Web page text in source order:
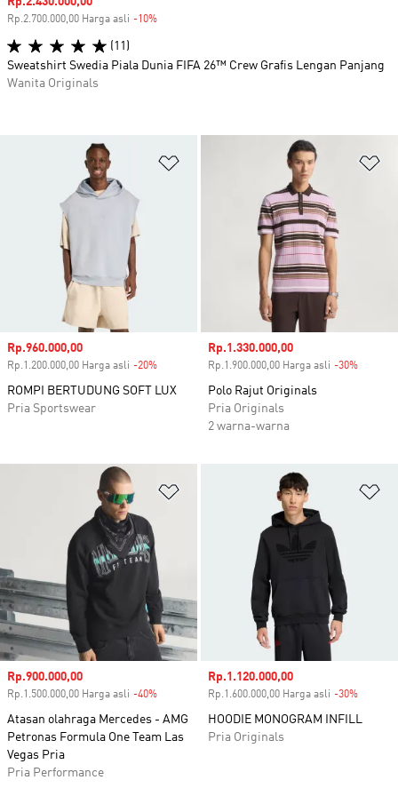
Tambahkan ke Wishlist
Harga penjualan
Rp.960.000,00
Rp.1.200.000,00 Harga asli -20%
ROMPI BERTUDUNG SOFT LUX
Pria Sportswear
Harga penjualan
Rp.1.330.000,00
Rp.1.900.000,00 Harga asli -30%
Polo Rajut Originals
Pria Originals
2 warna-warna
Tambahkan ke Wishlist
Harga penjualan
Rp.900.000,00
Rp.1.500.000,00 Harga asli -40%
Atasan olahraga Mercedes - AMG
Petronas Formula One Team Las
Vegas Pria
Pria Performance
Harga penjualan
Rp.1.120.000,00
Rp.1.600.000,00 Harga asli -30%
HOODIE MONOGRAM INFILL
Pria Originals
Rp.2.700.000,00 Harga asli -10%
(11)
Sweatshirt Swedia Piala Dunia FIFA 26™ Crew Grafis Lengan Panjang
Wanita Originals